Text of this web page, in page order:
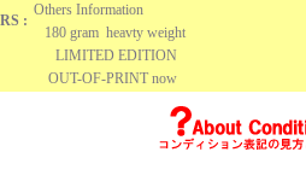
:
Others Information
180 gram heavty weight
LIMITED EDITION
OUT-OF-PRINT now